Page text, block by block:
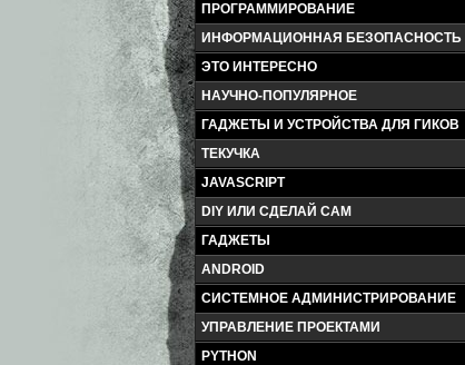
ПРОГРАММИРОВАНИЕ
ИНФОРМАЦИОННАЯ БЕЗОПАСНОСТЬ
ЭТО ИНТЕРЕСНО
НАУЧНО-ПОПУЛЯРНОЕ
ГАДЖЕТЫ И УСТРОЙСТВА ДЛЯ ГИКОВ
ТЕКУЧКА
JAVASCRIPT
DIY ИЛИ СДЕЛАЙ САМ
ГАДЖЕТЫ
ANDROID
СИСТЕМНОЕ АДМИНИСТРИРОВАНИЕ
УПРАВЛЕНИЕ ПРОЕКТАМИ
PYTHON